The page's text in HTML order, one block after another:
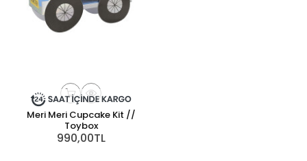
Meri Meri Cupcake Kit //
Toybox
990,00TL